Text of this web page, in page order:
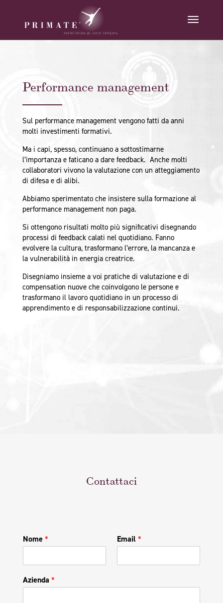
Performance management
Sul performance management vengono fatti da anni
molti investimenti formativi.
Ma i capi, spesso, continuano a sottostimarne
l’importanza e faticano a dare feedback. Anche molti
collaboratori vivono la valutazione con un atteggiamento
di difesa e di alibi.
Abbiamo sperimentato che insistere sulla formazione al
performance management non paga.
Si ottengono risultati molto più significativi disegnando
processi di feedback calati nel quotidiano. Fanno
evolvere la cultura, trasformano l’errore, la mancanza e
la vulnerabilità in energia creatrice.
Disegniamo insieme a voi pratiche di valutazione e di
compensation nuove che coinvolgono le persone e
trasformano il lavoro quotidiano in un processo di
apprendimento e di responsabilizzazione continui.
Contattaci
Nome * Email *
Azienda *